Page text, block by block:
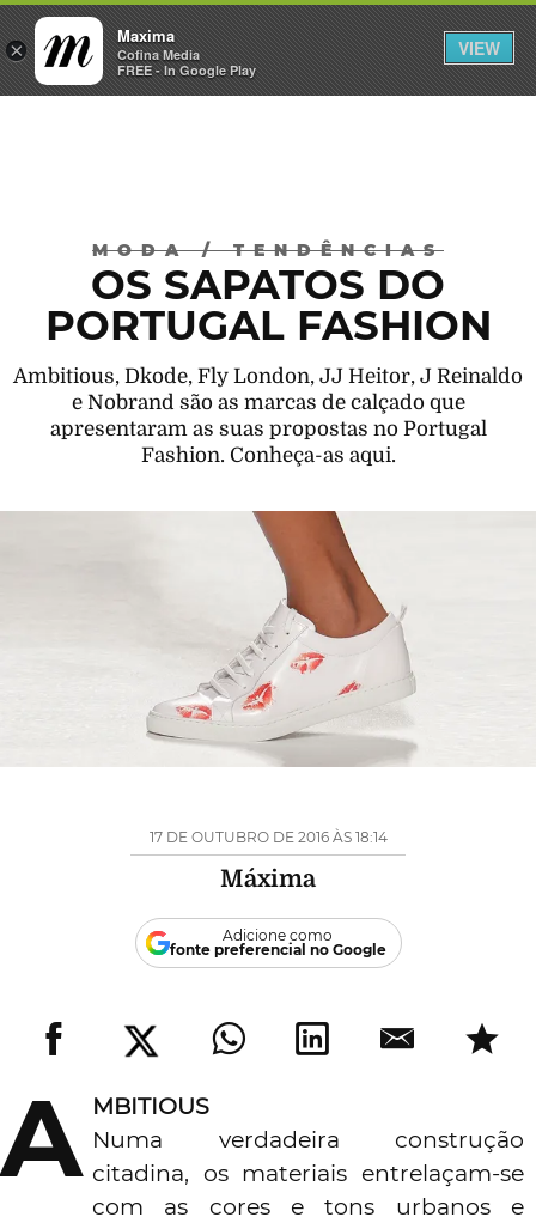
×
Maxima
Cofina Media
FREE - In Google Play
VIEW
INICIAR SESSÃO
MODA/ TENDÊNCIAS
OS SAPATOS DO
PORTUGAL FASHION
Ambitious, Dkode, Fly London, JJ Heitor, J Reinaldo
e Nobrand são as marcas de calçado que
apresentaram as suas propostas no Portugal
Fashion. Conheça-as aqui.
17 DE OUTUBRO DE 2016 ÀS 18:14
Máxima
Adicione como
fonte preferencial no Google
A MBITIOUS
Numa verdadeira construção
citadina, os materiais entrelaçam-se
com as cores e tons urbanos e